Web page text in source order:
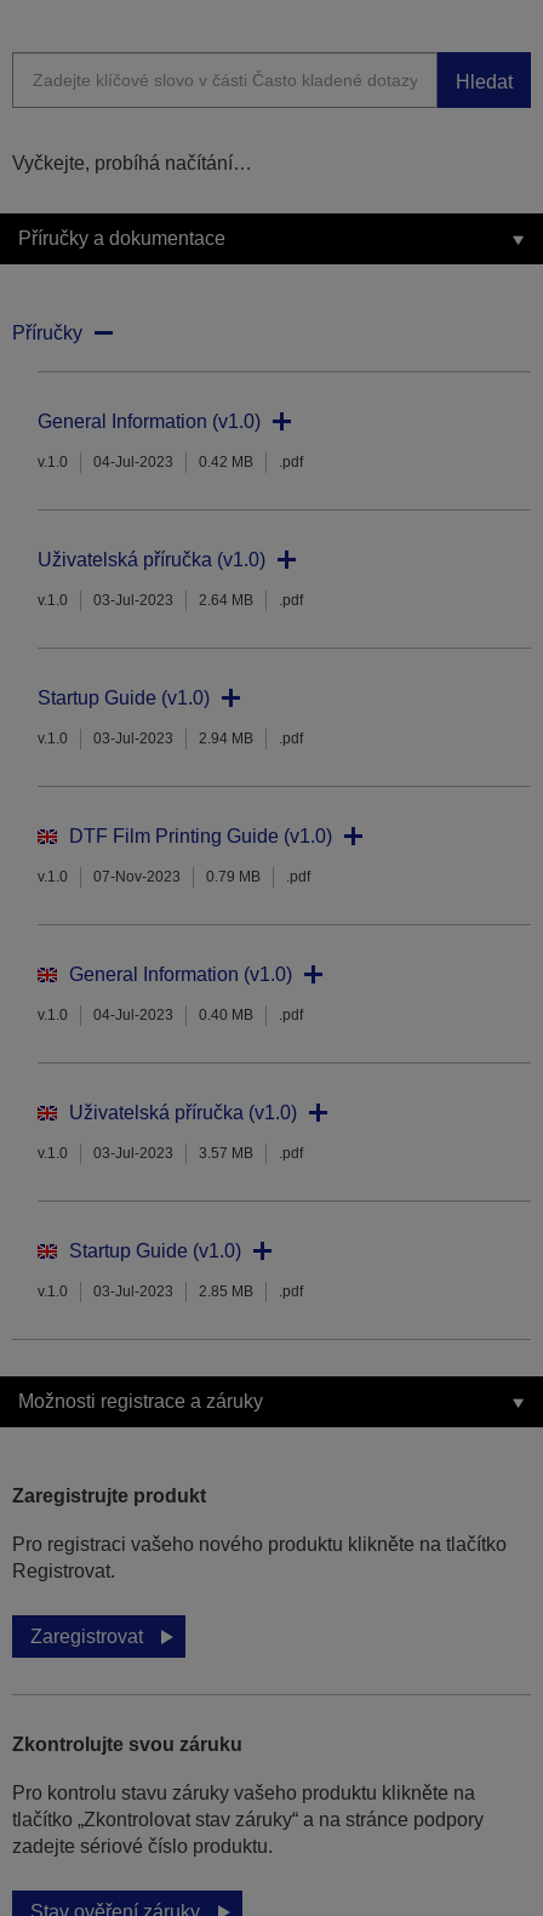
Hledat
Vyčkejte, probíhá načítání…
Příručky a dokumentace
Příručky
General Information (v1.0)
v.1.0 04-Jul-2023 0.42 MB .pdf
Uživatelská příručka (v1.0)
v.1.0 03-Jul-2023 2.64 MB .pdf
Startup Guide (v1.0)
v.1.0 03-Jul-2023 2.94 MB .pdf
DTF Film Printing Guide (v1.0)
v.1.0 07-Nov-2023 0.79 MB .pdf
General Information (v1.0)
v.1.0 04-Jul-2023 0.40 MB .pdf
Uživatelská příručka (v1.0)
v.1.0 03-Jul-2023 3.57 MB .pdf
Startup Guide (v1.0)
v.1.0 03-Jul-2023 2.85 MB .pdf
Možnosti registrace a záruky
Zaregistrujte produkt
Pro registraci vašeho nového produktu klikněte na tlačítko
Registrovat.
Zaregistrovat
Zkontrolujte svou záruku
Pro kontrolu stavu záruky vašeho produktu klikněte na
tlačítko „Zkontrolovat stav záruky“ a na stránce podpory
zadejte sériové číslo produktu.